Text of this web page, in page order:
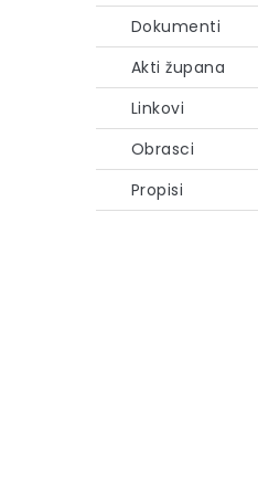
Dokumenti
Akti župana
Linkovi
Obrasci
Propisi